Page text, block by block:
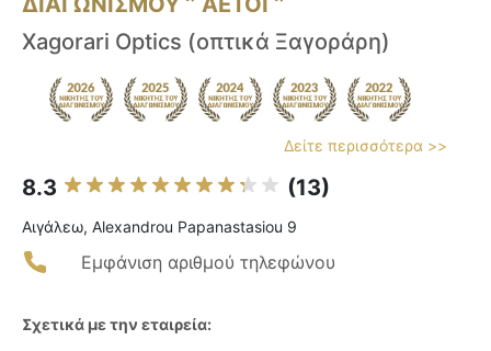
Xagorari Optics (οπτικά Ξαγοράρη)
Δείτε περισσότερα >>
8.3 (13)
Αιγάλεω, Alexandrou Papanastasiou 9
Εμφάνιση αριθμού τηλεφώνου
Σχετικά με την εταιρεία: